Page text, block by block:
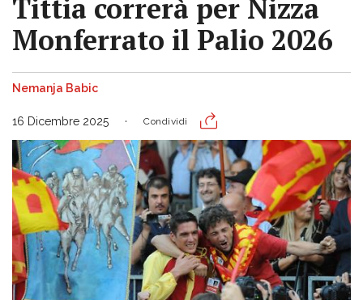
Tittia correrà per Nizza
Monferrato il Palio 2026
Nemanja Babic
16 Dicembre 2025 Condividi